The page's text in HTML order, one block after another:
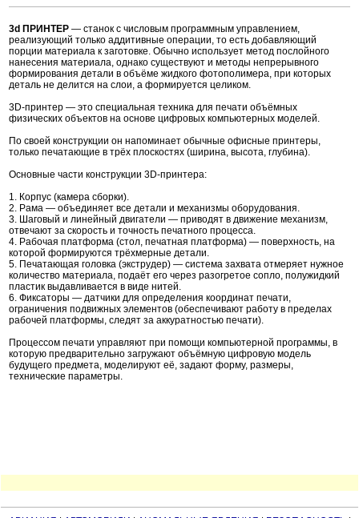
3d ПРИНТЕР — станок с числовым программным управлением,
реализующий только аддитивные операции, то есть добавляющий
порции материала к заготовке. Обычно использует метод послойного
нанесения материала, однако существуют и методы непрерывного
формирования детали в объёме жидкого фотополимера, при которых
деталь не делится на слои, а формируется целиком.
3D-принтер — это специальная техника для печати объёмных
физических объектов на основе цифровых компьютерных моделей.
По своей конструкции он напоминает обычные офисные принтеры,
только печатающие в трёх плоскостях (ширина, высота, глубина).
Основные части конструкции 3D-принтера:
1. Корпус (камера сборки).
2. Рама — объединяет все детали и механизмы оборудования.
3. Шаговый и линейный двигатели — приводят в движение механизм,
отвечают за скорость и точность печатного процесса.
4. Рабочая платформа (стол, печатная платформа) — поверхность, на
которой формируются трёхмерные детали.
5. Печатающая головка (экструдер) — система захвата отмеряет нужное
количество материала, подаёт его через разогретое сопло, полужидкий
пластик выдавливается в виде нитей.
6. Фиксаторы — датчики для определения координат печати,
ограничения подвижных элементов (обеспечивают работу в пределах
рабочей платформы, следят за аккуратностью печати).
Процессом печати управляют при помощи компьютерной программы, в
которую предварительно загружают объёмную цифровую модель
будущего предмета, моделируют её, задают форму, размеры,
технические параметры.